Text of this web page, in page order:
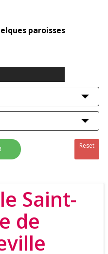
paroisses
Reset
Saint-
de